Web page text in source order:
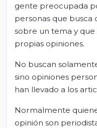
gente preocupada
personas que busca
sobre un tema y
propias opiniones.
No buscan
sino opiniones
han llevado a los
Normalmente
opinión son